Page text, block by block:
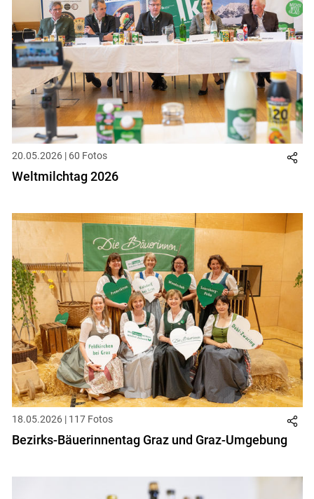
20.05.2026 | 60 Fotos
Weltmilchtag 2026
18.05.2026 | 117 Fotos
Bezirks-Bäuerinnentag Graz und Graz-Umgebung